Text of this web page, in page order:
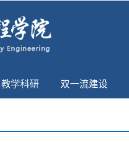
教学科研 双一流建设